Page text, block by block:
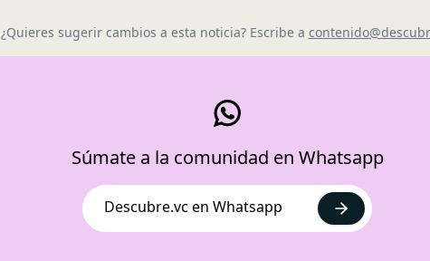
¿Quieres sugerir cambios a esta noticia? Escribe a
Súmate a la comunidad en Whatsapp
Descubre.vc en Whatsapp